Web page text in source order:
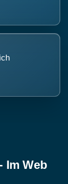
Im Web